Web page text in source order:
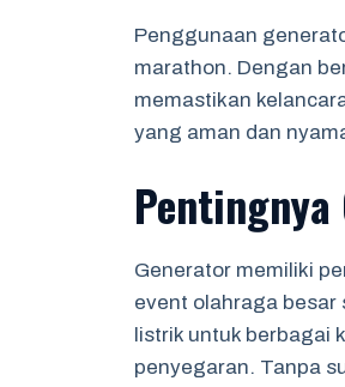
Penggunaan
marathon. Dengan
memastikan
yang aman dan
Generator memiliki
event olahraga
listrik untuk berbagai
penyegaran. Tanpa